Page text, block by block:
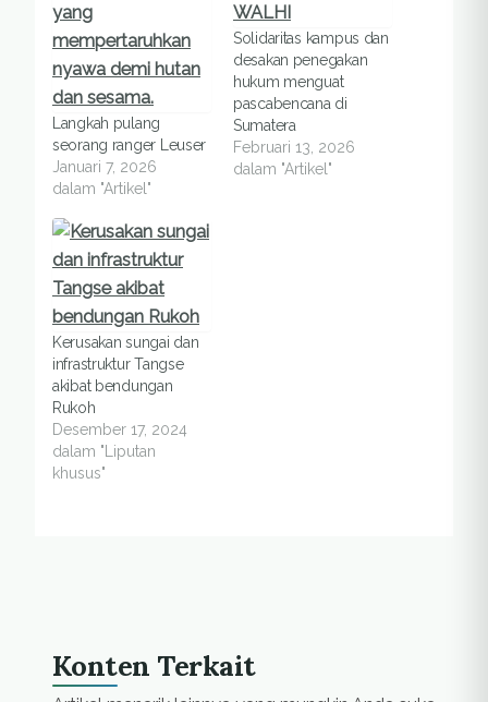
Langkah pulang
seorang ranger Leuser
Januari 7, 2026
dalam "Artikel"
Solidaritas kampus dan
desakan penegakan
hukum menguat
pascabencana di
Sumatera
Februari 13, 2026
dalam "Artikel"
Kerusakan sungai dan
infrastruktur Tangse
akibat bendungan
Rukoh
Desember 17, 2024
dalam "Liputan
khusus"
Konten Terkait